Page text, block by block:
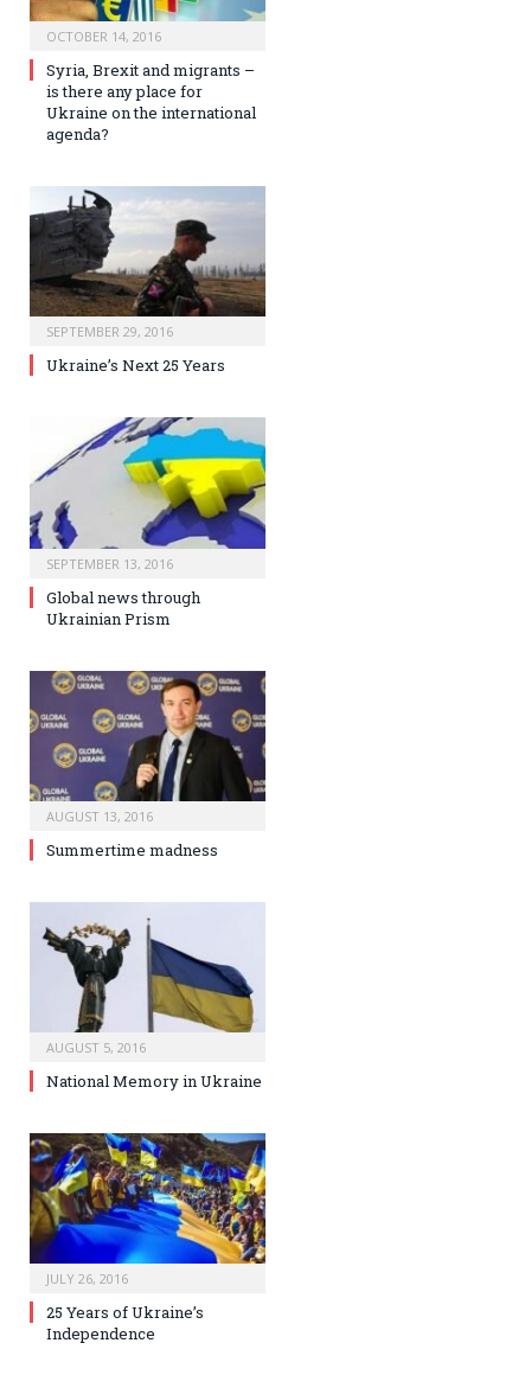
OCTOBER 14, 2016
Syria, Brexit and migrants –
is there any place for
Ukraine on the international
agenda?
SEPTEMBER 29, 2016
Ukraine’s Next 25 Years
SEPTEMBER 13, 2016
Global news through
Ukrainian Prism
AUGUST 13, 2016
Summertime madness
AUGUST 5, 2016
National Memory in Ukraine
JULY 26, 2016
25 Years of Ukraine’s
Independence